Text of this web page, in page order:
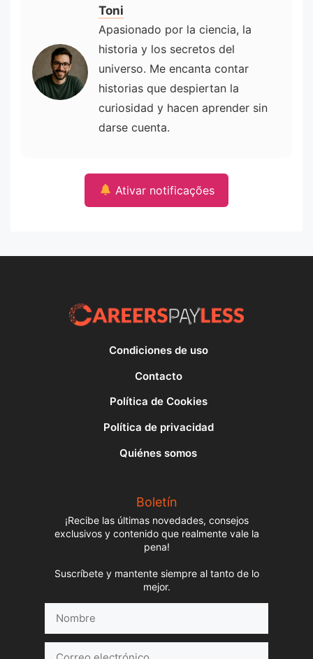
Toni
Apasionado por la ciencia, la
historia y los secretos del
universo. Me encanta contar
historias que despiertan la
curiosidad y hacen aprender sin
darse cuenta.
Ativar notificações
Condiciones de uso
Contacto
Política de Cookies
Política de privacidad
Quiénes somos
Boletín
¡Recibe las últimas novedades, consejos
exclusivos y contenido que realmente vale la
pena!
Suscríbete y mantente siempre al tanto de lo
mejor.